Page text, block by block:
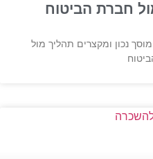
חברת הביטוח
נכון ומקצרים תהליך מול